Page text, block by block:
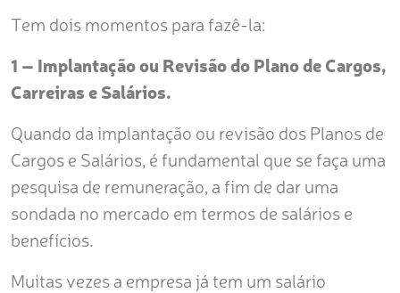
Tem dois momentos para fazê-la:
1 – Implantação ou Revisão do Plano de Cargos,
Carreiras e Salários.
Quando da implantação ou revisão dos Planos de
Cargos e Salários, é fundamental que se faça uma
pesquisa de remuneração, a fim de dar uma
sondada no mercado em termos de salários e
benefícios.
Muitas vezes a empresa já tem um salário